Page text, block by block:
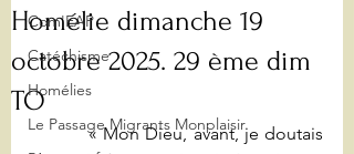
Com'EAP
Catéchisme
Homélies
Le Passage Migrants Monplaisir
Homélie dimanche 19
octobre 2025. 29 ème dim
TO
« Mon Dieu, avant, je doutais